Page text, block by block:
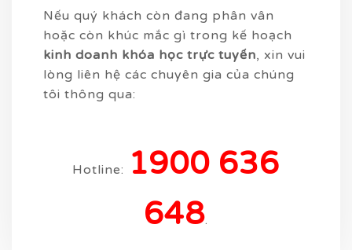
Nếu quý khách còn đang phân vân
hoặc còn khúc mắc gì trong kế hoạch
kinh doanh khóa học trực tuyến, xin vui
lòng liên hệ các chuyên gia của chúng
tôi thông qua:
Hotline: 1900 636
648.